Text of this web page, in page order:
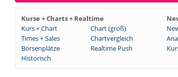
Kurse + Charts + Realtime
Kurs + Chart
Chart (groß)
Times + Sales
Chartvergleich
Börsenplätze
Realtime Push
Historisch